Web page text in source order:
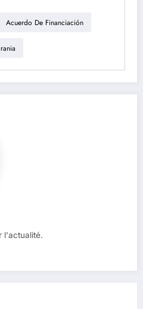
Acuerdo De Financiación
l'actualité.